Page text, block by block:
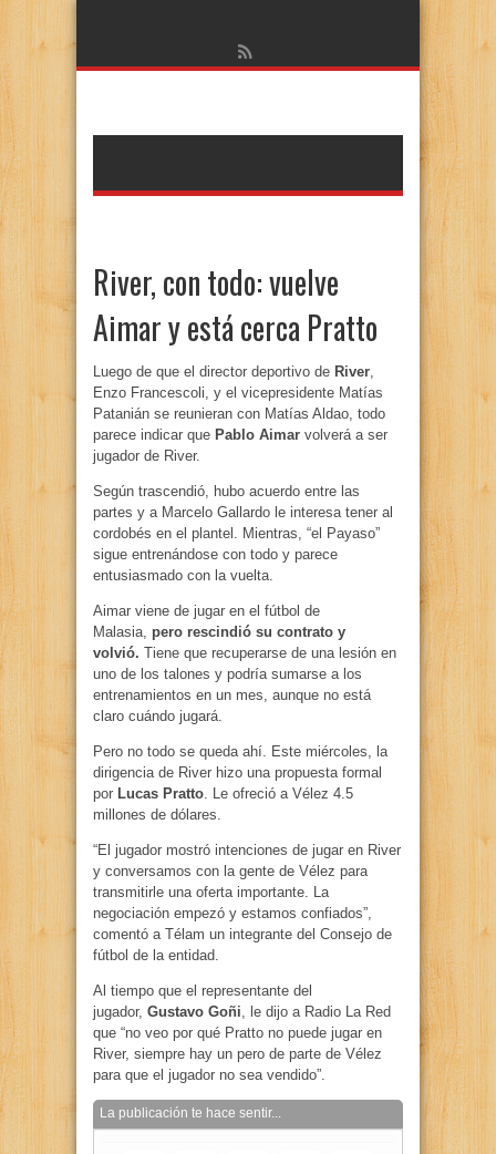
River, con todo: vuelve
Aimar y está cerca Pratto
Luego de que el director deportivo de River,
Enzo Francescoli, y el vicepresidente Matías
Patanián se reunieran con Matías Aldao, todo
parece indicar que Pablo Aimar volverá a ser
jugador de River.
Según trascendió, hubo acuerdo entre las
partes y a Marcelo Gallardo le interesa tener al
cordobés en el plantel. Mientras, “el Payaso”
sigue entrenándose con todo y parece
entusiasmado con la vuelta.
Aimar viene de jugar en el fútbol de
Malasia, pero rescindió su contrato y
volvió. Tiene que recuperarse de una lesión en
uno de los talones y podría sumarse a los
entrenamientos en un mes, aunque no está
claro cuándo jugará.
Pero no todo se queda ahí. Este miércoles, la
dirigencia de River hizo una propuesta formal
por Lucas Pratto. Le ofreció a Vélez 4.5
millones de dólares.
“El jugador mostró intenciones de jugar en River
y conversamos con la gente de Vélez para
transmitirle una oferta importante. La
negociación empezó y estamos confiados”,
comentó a Télam un integrante del Consejo de
fútbol de la entidad.
Al tiempo que el representante del
jugador, Gustavo Goñi, le dijo a Radio La Red
que “no veo por qué Pratto no puede jugar en
River, siempre hay un pero de parte de Vélez
para que el jugador no sea vendido”.
La publicación te hace sentir...